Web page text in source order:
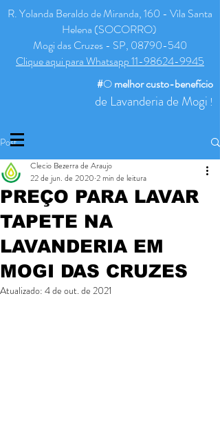
R. Yolanda Beraldo de Miranda, 160 - Vila Santa
Helena (SOCORRO)
Mogi das Cruzes - SP, 08790-540
Clique aqui para Whatsapp 11-98624-9945
#Omelhorcusto-benefício
de Lavanderia de Mogi !
Post
PREÇO PARA LAVAR
TAPETE NA
LAVANDERIA EM
MOGI DAS CRUZES
Clecio Bezerra de Araujo
22 de jun. de 2020 2 min de leitura
Atualizado: 4 de out. de 2021